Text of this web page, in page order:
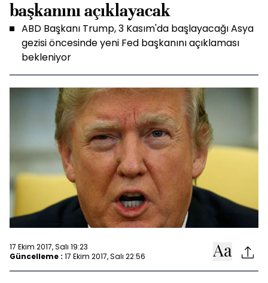
başkanını açıklayacak
ABD Başkanı Trump, 3 Kasım'da başlayacağı Asya
gezisi öncesinde yeni Fed başkanını açıklaması
bekleniyor
17 Ekim 2017, Salı 19:23
Güncelleme : 17 Ekim 2017, Salı 22:56